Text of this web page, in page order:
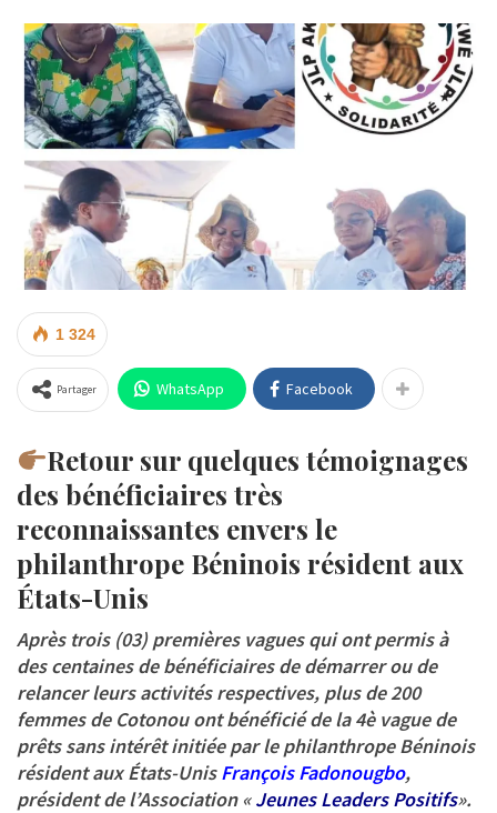
1 324
Partager WhatsApp Facebook
Retour sur quelques témoignages
des bénéficiaires très
reconnaissantes envers le
philanthrope Béninois résident aux
États-Unis
Après trois (03) premières vagues qui ont permis à
des centaines de bénéficiaires de démarrer ou de
relancer leurs activités respectives, plus de 200
femmes de Cotonou ont bénéficié de la 4è vague de
prêts sans intérêt initiée par le philanthrope Béninois
résident aux États-UnisFrançois Fadonougbo,
président de l’Association «Jeunes Leaders Positifs».